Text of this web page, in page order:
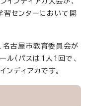
センターにおいて開
、名古屋市教育委員会が
ル（パスは1人1回で、
ンディアカです。